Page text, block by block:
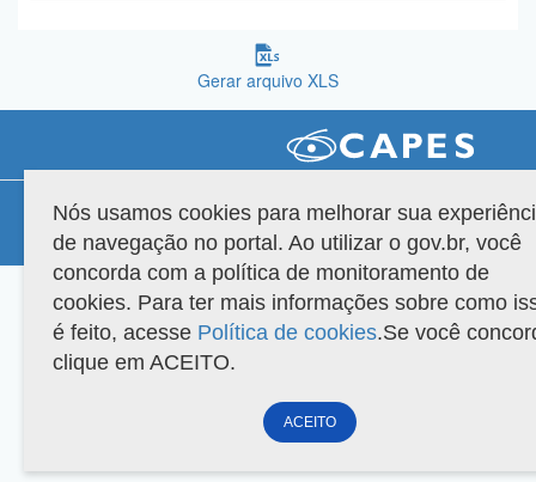
Gerar arquivo XLS
Versão do sistema: 3.88.9 Copyright 2022 Capes. Todos os direitos reservados.
Nós usamos cookies para melhorar sua
de navegação no portal. Ao utilizar o gov.br, você
concorda com a política de monitoramento de
cookies. Para ter mais informações sobre como
é feito, acesse Política de cookies.Se você
clique em ACEITO.
ACEITO